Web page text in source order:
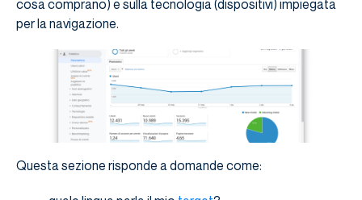
cosa comprano) e sulla tecnologia (dispositivi) impiegata
per la navigazione.
Questa sezione risponde a domande come: